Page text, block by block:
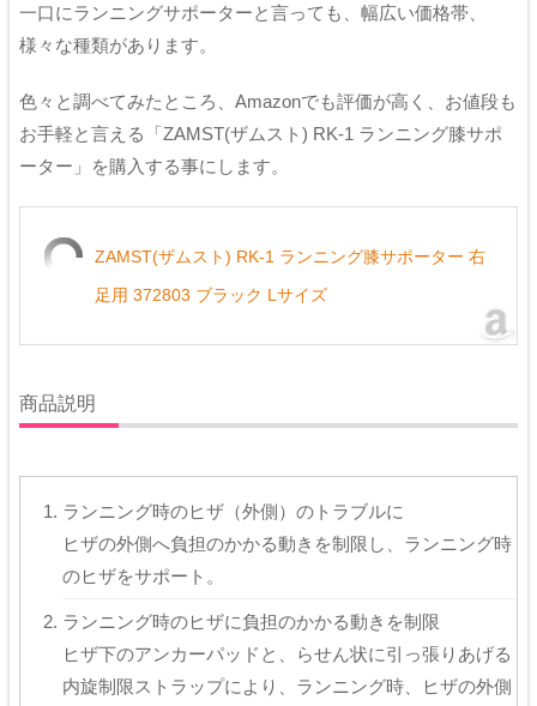
一口にランニングサポーターと言っても、幅広い価格帯、
様々な種類があります。
色々と調べてみたところ、Amazonでも評価が高く、お値段も
お手軽と言える「ZAMST(ザムスト) RK-1 ランニング膝サポ
ーター」を購入する事にします。
ZAMST(ザムスト) RK-1 ランニング膝サポーター 右
足用 372803 ブラック Lサイズ
商品説明
ランニング時のヒザ（外側）のトラブルに
ヒザの外側へ負担のかかる動きを制限し、ランニング時
のヒザをサポート。
ランニング時のヒザに負担のかかる動きを制限
ヒザ下のアンカーパッドと、らせん状に引っ張りあげる
内旋制限ストラップにより、ランニング時、ヒザの外側